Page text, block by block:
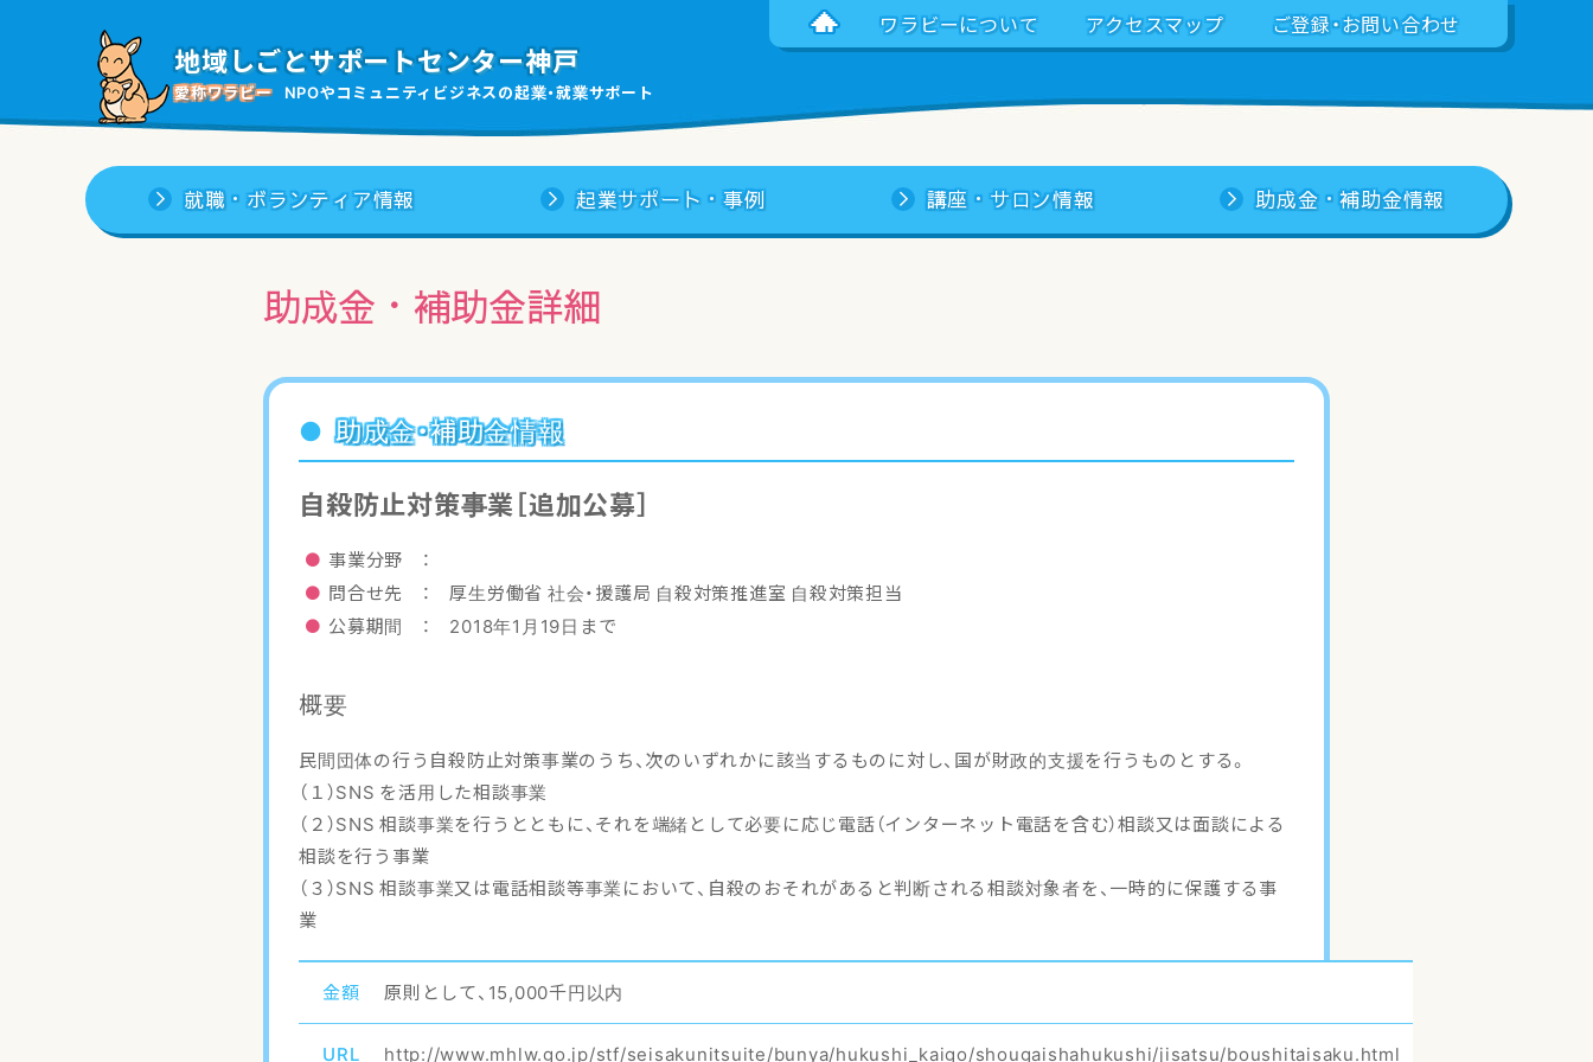
ワラビーについて アクセスマップ ご登録・お問い合わせ
地域しごとサポートセンター神戸
愛称ワラビー NPOやコミュニティビジネスの起業・就業サポート
就職・ボランティア情報 起業サポート・事例 講座・サロン情報 助成金・補助金情報
助成金・補助金詳細
助成金・補助金情報
自殺防止対策事業［追加公募］
事業分野 ：
問合せ先 ： 厚生労働省 社会・援護局 自殺対策推進室 自殺対策担当
公募期間 ： 2018年1月19日まで
概要
民間団体の行う自殺防止対策事業のうち、次のいずれかに該当するものに対し、国が財政的支援を行うものとする。
（１）SNS を活用した相談事業
（２）SNS 相談事業を行うとともに、それを端緒として必要に応じ電話（インターネット電話を含む）相談又は面談による
相談を行う事業
（３）SNS 相談事業又は電話相談等事業において、自殺のおそれがあると判断される相談対象者を、一時的に保護する事
業
金額 原則として、15,000千円以内
URL http://www.mhlw.go.jp/stf/seisakunitsuite/bunya/hukushi_kaigo/shougaishahukushi/jisatsu/boushitaisaku.html